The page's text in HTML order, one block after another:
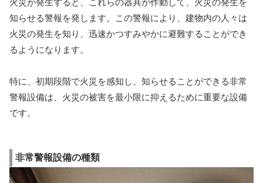
知らせる警報を発します。この警報により、建物内の人々は
火災の発生を知り、迅速かつすみやかに避難することができ
るようになります。
特に、初期段階で火災を感知し、知らせることができる非常
警報設備は、火災の被害を最小限に抑えるために重要な設備
です。
非常警報設備の種類